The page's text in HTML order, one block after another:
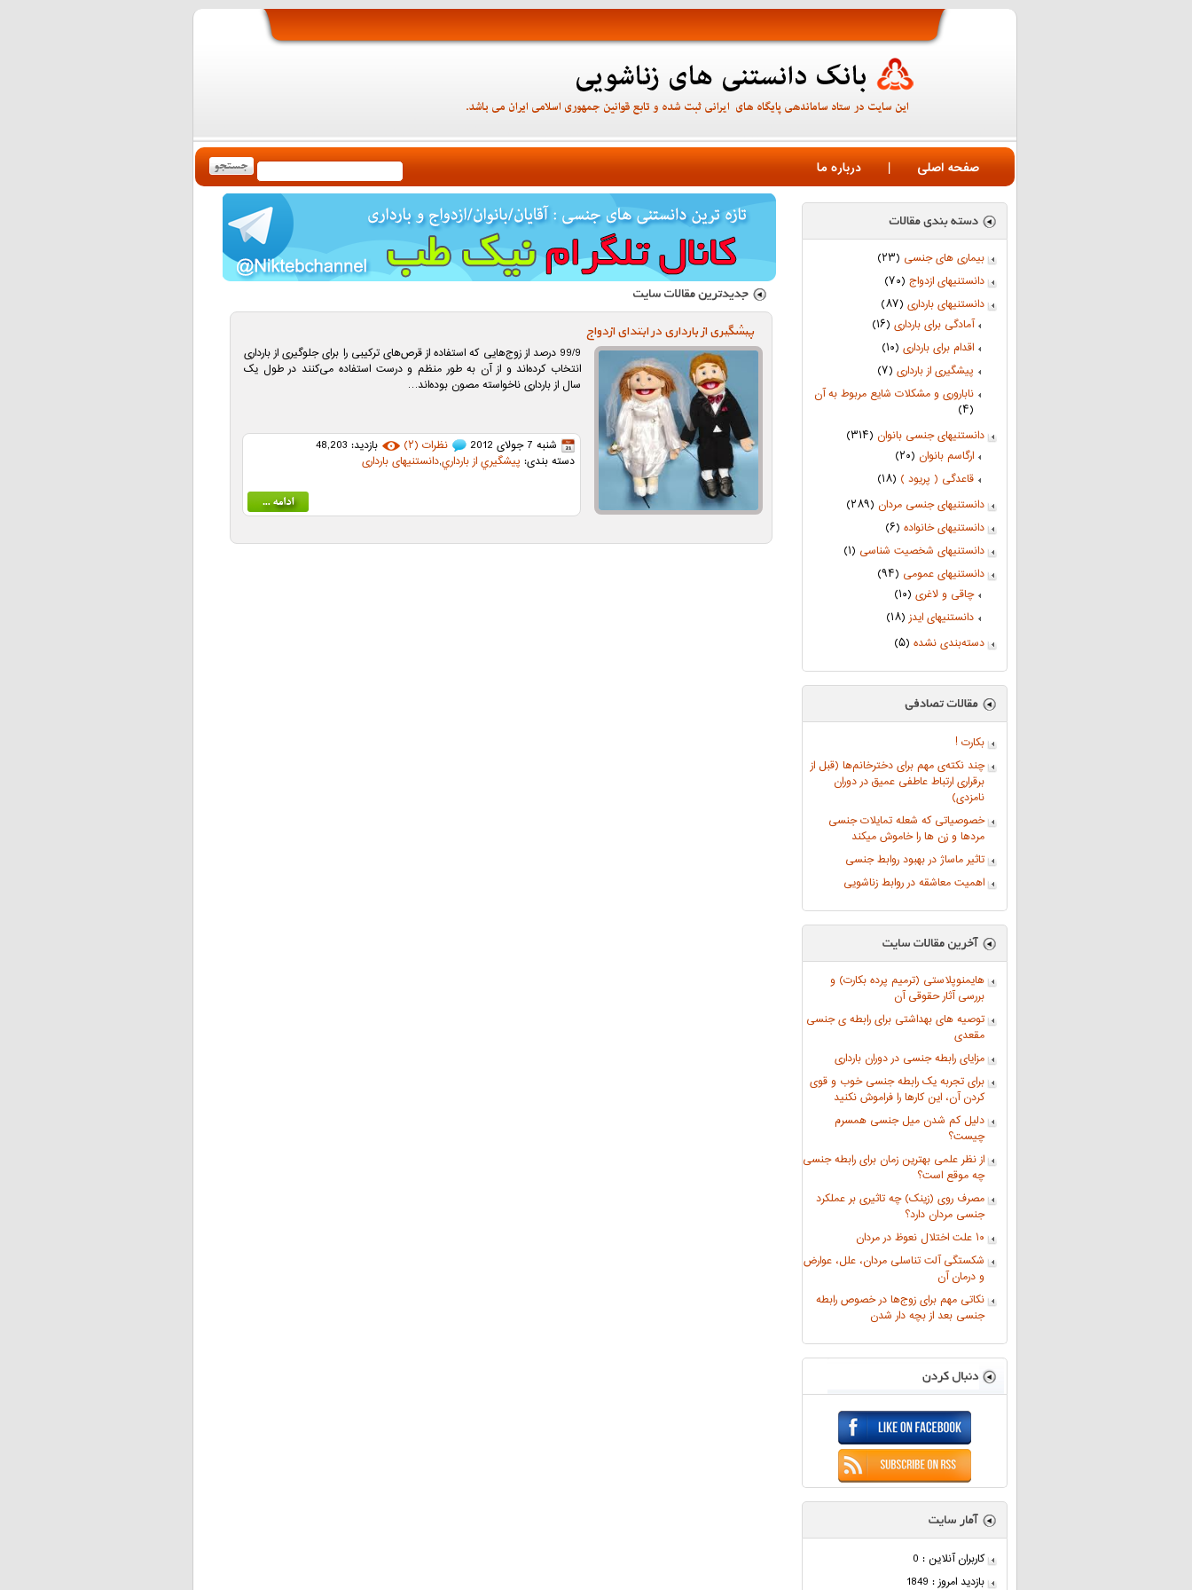
صفحه اصلی | درباره ما
بیماری های جنسی (۲۳)
دانستنیهای ازدواج (۷۰)
دانستنیهای بارداری (۸۷)
آمادگی برای بارداری (۱۶)
اقدام برای بارداری (۱۰)
پیشگیری از بارداری (۷)
ناباروری و مشکلات شایع مربوط به آن
(۴)
دانستنیهای جنسی بانوان (۳۱۴)
ارگاسم بانوان (۲۰)
قاعدگی ( پریود ) (۱۸)
دانستنیهای جنسی مردان (۲۸۹)
دانستنیهای خانواده (۶)
دانستنیهای شخصیت شناسی (۱)
دانستنیهای عمومی (۹۴)
چاقی و لاغری (۱۰)
دانستنیهای ایدز(۱۸)
دسته‌بندی نشده (۵)
بکارت !
چند نکته‌ی مهم برای دخترخانم‌ها (قبل از
برقراری ارتباط عاطفی عمیق در دوران
نامزدی)
خصوصیاتی که شعله تمایلات جنسی
مردها و زن ها را خاموش میکند
تاثیر ماساژ در بهبود روابط جنسی
اهمیت معاشقه در روابط زناشویی
هایمنوپلاستی (ترمیم پرده بکارت) و
بررسی آثار حقوقی آن
توصیه های بهداشتی برای رابطه ی جنسی
مقعدی
مزایای رابطه جنسی در دوران بارداری
برای تجربه یک رابطه جنسی خوب و قوی
کردن آن، این کارها را فراموش نکنید
دلیل کم شدن میل جنسی همسرم
چیست؟
از نظر علمی بهترین زمان برای رابطه جنسی
چه موقع است؟
مصرف روی (زینک) چه تاثیری بر عملکرد
جنسی مردان دارد؟
۱۰ علت اختلال نعوظ در مردان
شکستگی آلت تناسلی مردان، علل، عوارض
و درمان آن
نکاتی مهم برای زوج‌ها در خصوص رابطه
جنسی بعد از بچه دار شدن
کاربران آنلاین : 0
بازدید امروز : 1849
پیشگیری از بارداری در ابتدای ازدواج
99/9 درصد از زوج‌هایی که استفاده از قرص‌های ترکیبی را برای جلوگیری از بارداری
انتخاب کرده‌اند و از آن به طور منظم و درست استفاده می‌کنند در طول یک
سال از بارداری ناخواسته مصون بوده‌اند…
شنبه 7 جولای 2012 نظرات (۲)
بازدید: 48,203
دسته بندی: پيشگيري از بارداري,دانستنیهای بارداری